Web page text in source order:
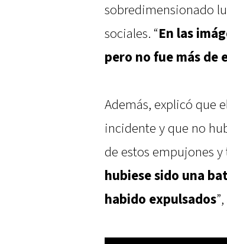
sobredimensionado
sociales. “En las
pero no fue más de
Además, explicó que
incidente y que no
de estos empujones
hubiese sido una
habido expulsados